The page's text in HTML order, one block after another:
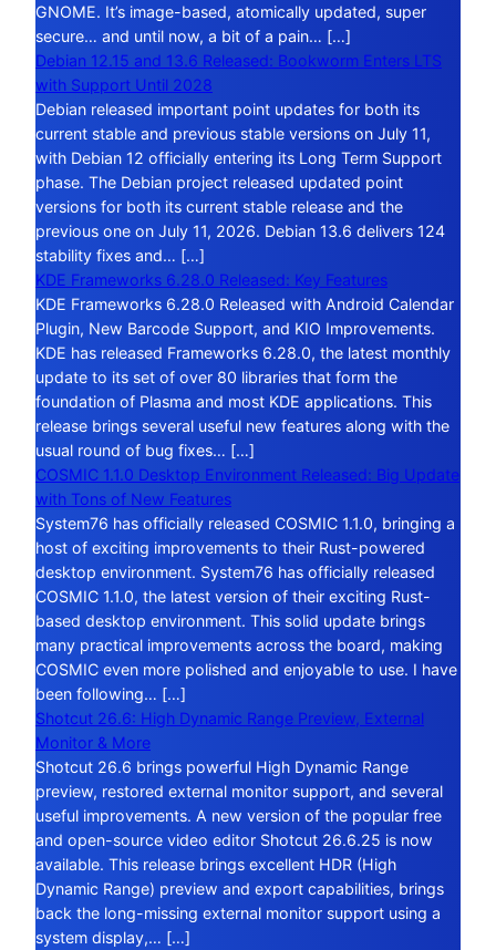
GNOME. It’s image-based, atomically updated, super
secure… and until now, a bit of a pain… […]
Debian 12.15 and 13.6 Released: Bookworm Enters LTS
with Support Until 2028
Debian released important point updates for both its
current stable and previous stable versions on July 11,
with Debian 12 officially entering its Long Term Support
phase. The Debian project released updated point
versions for both its current stable release and the
previous one on July 11, 2026. Debian 13.6 delivers 124
stability fixes and… […]
KDE Frameworks 6.28.0 Released: Key Features
KDE Frameworks 6.28.0 Released with Android Calendar
Plugin, New Barcode Support, and KIO Improvements.
KDE has released Frameworks 6.28.0, the latest monthly
update to its set of over 80 libraries that form the
foundation of Plasma and most KDE applications. This
release brings several useful new features along with the
usual round of bug fixes… […]
COSMIC 1.1.0 Desktop Environment Released: Big Update
with Tons of New Features
System76 has officially released COSMIC 1.1.0, bringing a
host of exciting improvements to their Rust-powered
desktop environment. System76 has officially released
COSMIC 1.1.0, the latest version of their exciting Rust-
based desktop environment. This solid update brings
many practical improvements across the board, making
COSMIC even more polished and enjoyable to use. I have
been following… […]
Shotcut 26.6: High Dynamic Range Preview, External
Monitor & More
Shotcut 26.6 brings powerful High Dynamic Range
preview, restored external monitor support, and several
useful improvements. A new version of the popular free
and open-source video editor Shotcut 26.6.25 is now
available. This release brings excellent HDR (High
Dynamic Range) preview and export capabilities, brings
back the long-missing external monitor support using a
system display,… […]